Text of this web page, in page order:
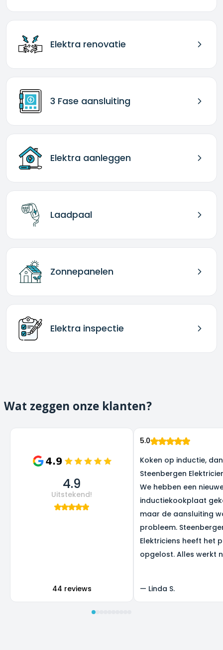
Elektra renovatie
3 Fase aansluiting
Elektra aanleggen
Laadpaal
Zonnepanelen
Elektra inspectie
Wat zeggen onze klanten?
4.9
Uitstekend!
44 reviews
5.0
Koken op inductie,
Steenbergen
We hebben een
inductiekookplaat
maar de aansluiting
probleem.
Elektriciens heeft het
opgelost. Alles werkt
— Linda S.